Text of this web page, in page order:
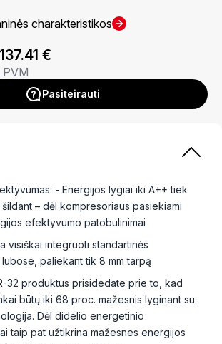
charakteristikos
€
PVM
Pasiteirauti
- Energijos lygiai iki A++ tiek
– dėl kompresoriaus pasiekiami
efektyvumo patobulinimai
visiškai integruoti standartinės
paliekant tik 8 mm tarpą
32 produktus prisidedate prie to, kad
būtų iki 68 proc. mažesnis lyginant su
Dėl didelio energetinio
taip pat užtikrina mažesnes energijos